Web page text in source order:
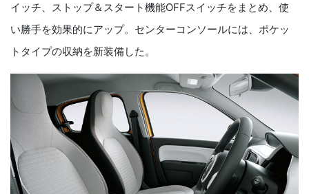
イッチ、ストップ＆スタート機能OFFスイッチをまとめ、使
い勝手を効果的にアップ。センターコンソールには、ポケッ
トタイプの収納を新装備した。